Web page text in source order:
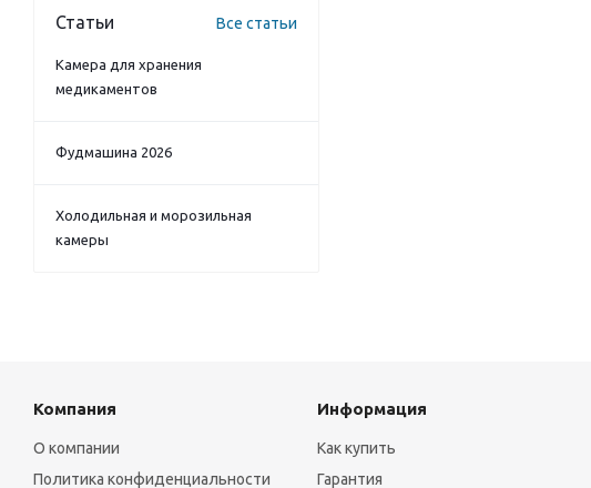
Статьи Все статьи
Камера для хранения
медикаментов
Фудмашина 2026
Холодильная и морозильная
камеры
Компания
О компании
Политика конфиденциальности
Информация
Как купить
Гарантия